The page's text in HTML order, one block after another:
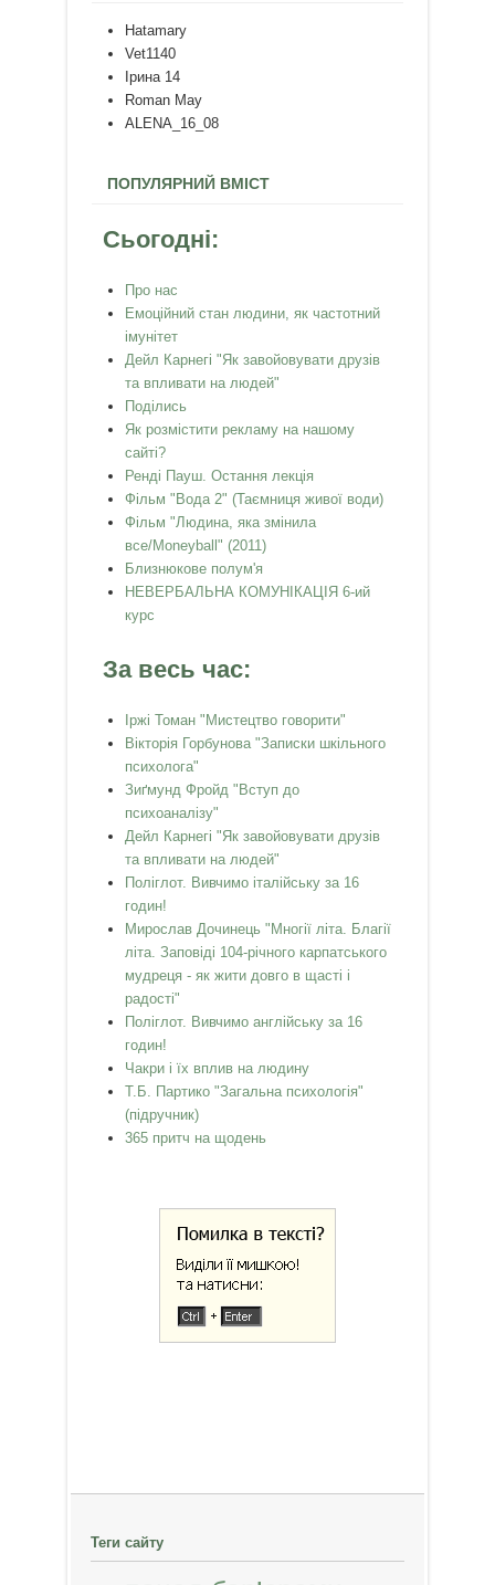
Hatamary
Vet1140
Ірина 14
Roman May
ALENA_16_08
ПОПУЛЯРНИЙ ВМІСТ
Сьогодні:
Про нас
Емоційний стан людини, як частотний
імунітет
Дейл Карнегі "Як завойовувати друзів
та впливати на людей"
Поділись
Як розмістити рекламу на нашому
сайті?
Ренді Пауш. Остання лекція
Фільм "Вода 2" (Таємниця живої води)
Фільм "Людина, яка змінила
все/Moneyball" (2011)
Близнюкове полум'я
НЕВЕРБАЛЬНА КОМУНІКАЦІЯ 6-ий
курс
За весь час:
Іржі Томан "Мистецтво говорити"
Вікторія Горбунова "Записки шкільного
психолога"
Зиґмунд Фройд "Вступ до
психоаналізу"
Дейл Карнегі "Як завойовувати друзів
та впливати на людей"
Поліглот. Вивчимо італійську за 16
годин!
Мирослав Дочинець "Многії літа. Благії
літа. Заповіді 104-річного карпатського
мудреця - як жити довго в щасті і
радості"
Поліглот. Вивчимо англійську за 16
годин!
Чакри і їх вплив на людину
Т.Б. Партико "Загальна психологія"
(підручник)
365 притч на щодень
Теги сайту